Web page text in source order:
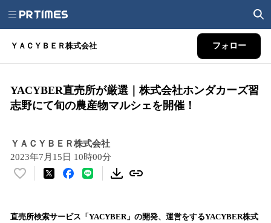
ＹＡＣＹＢＥＲ株式会社 フォロー
YACYBER直売所が厳選｜株式会社ホンダカーズ習
志野にて旬の農産物マルシェを開催！
ＹＡＣＹＢＥＲ株式会社
2023年7月15日 10時00分
い
！
直売所検索サービス「YACYBER」の開発、運営をするYACYBER株式